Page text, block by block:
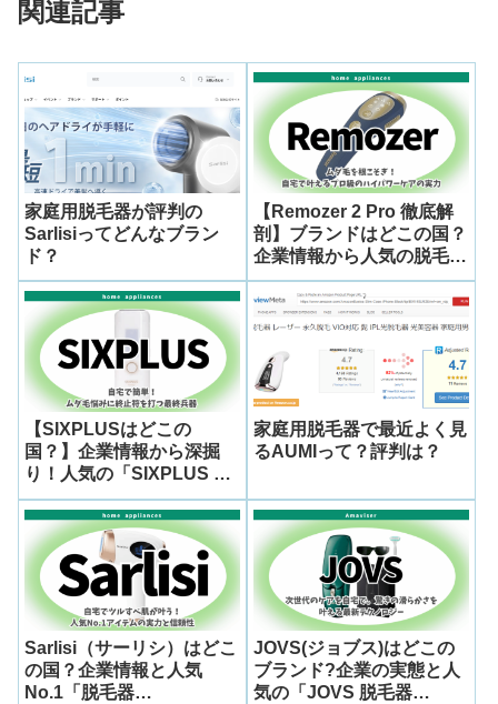
関連記事
家庭用脱毛器が評判の
Sarlisiってどんなブラン
ド？
【Remozer 2 Pro 徹底解
剖】ブランドはどこの国？
企業情報から人気の脱毛器
の性能・口コミまで深掘り
解説
【SIXPLUSはどこの
国？】企業情報から深掘
り！人気の「SIXPLUS 脱
毛器 ホワイト」の口コ
ミ・評判と選び方
家庭用脱毛器で最近よく見
るAUMIって？評判は？
Sarlisi（サーリシ）はどこ
の国？企業情報と人気
No.1「脱毛器
JOVS(ジョブス)はどこの
ブランド?企業の実態と人
気の「JOVS 脱毛器